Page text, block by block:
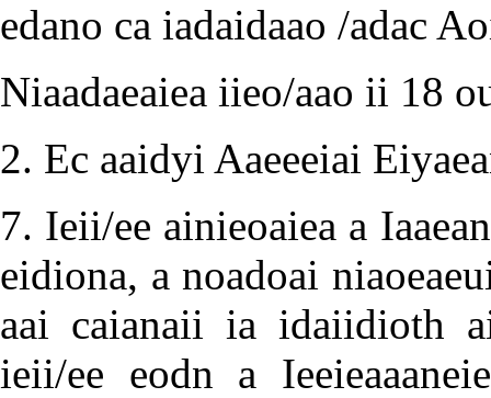
edano ca iadaidaao /adac
Niaadaeaiea iieo/aao ii 18
2. Ec aaidyi Aaeeeiai
7. Ieii/ee ainieoaiea a
eidiona, a noadoai
aai caianaii ia idaiidioth
ieii/ee eodn a